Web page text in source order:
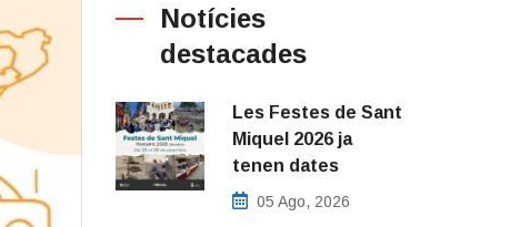
Notícies
destacades
Les Festes de Sant
Miquel 2026 ja
tenen dates
05 Ago, 2026